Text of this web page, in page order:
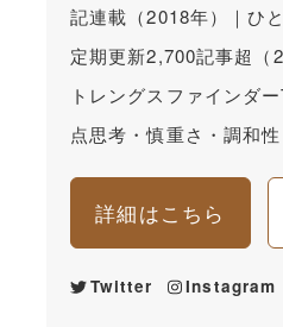
記連載（2018年）｜ひ
定期更新2,700記事超（
トレングスファインダ
点思考・慎重さ・調和
詳細はこちら
Twitter Instagram